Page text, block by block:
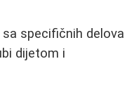
specifičnih delova
dijetom i